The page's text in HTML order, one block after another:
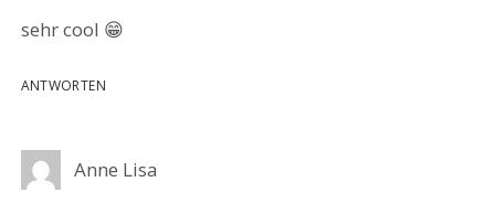
sehr cool 😁
ANTWORTEN
Anne Lisa